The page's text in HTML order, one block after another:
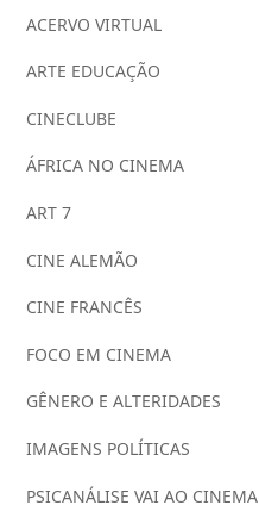
ACERVO VIRTUAL
ARTE EDUCAÇÃO
CINECLUBE
ÁFRICA NO CINEMA
ART 7
CINE ALEMÃO
CINE FRANCÊS
FOCO EM CINEMA
GÊNERO E ALTERIDADES
IMAGENS POLÍTICAS
PSICANÁLISE VAI AO CINEMA